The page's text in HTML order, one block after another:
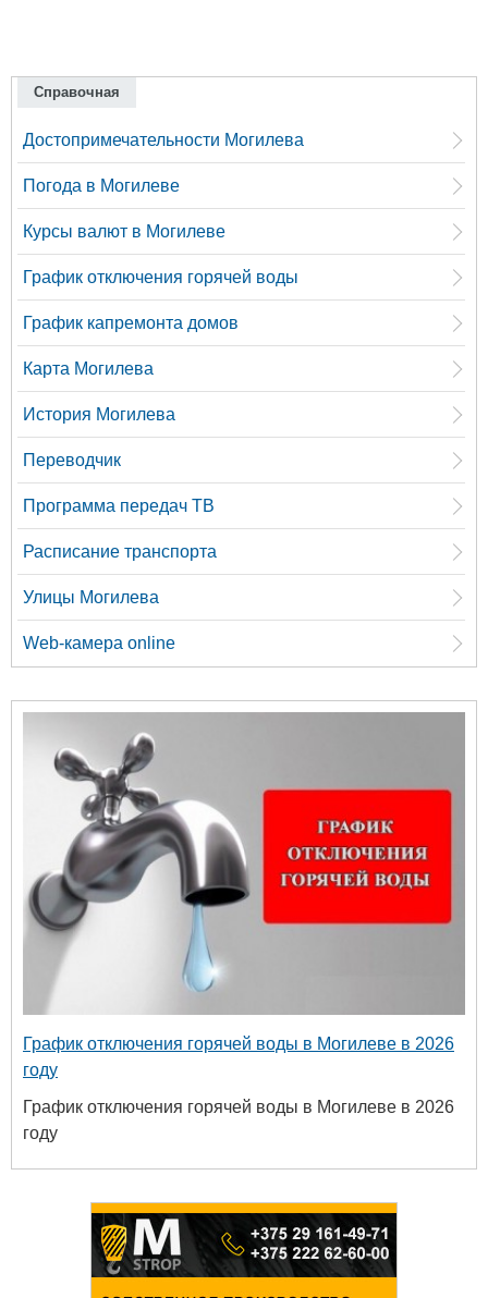
Справочная
Достопримечательности Могилева
Погода в Могилеве
Курсы валют в Могилеве
График отключения горячей воды
График капремонта домов
Карта Могилева
История Могилева
Переводчик
Программа передач ТВ
Расписание транспорта
Улицы Могилева
Web-камера online
График отключения горячей воды в Могилеве в 2026
году
График отключения горячей воды в Могилеве в 2026
году